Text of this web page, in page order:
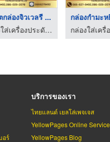
ล่องจิวเวลรี ...
กล่องใส่เครื่องประดับเฮียบเซ้ง 85
อร์
บริการของเรา
ไทยแลนด์ เยลโล่เพจเจส
YellowPages Online Service
YellowPages Blog